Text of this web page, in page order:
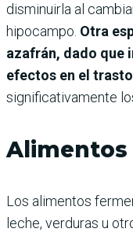
disminuirla al
hipocampo. Otra
azafrán, dado que
efectos en el
significativamente
Los alimentos
leche, verduras u